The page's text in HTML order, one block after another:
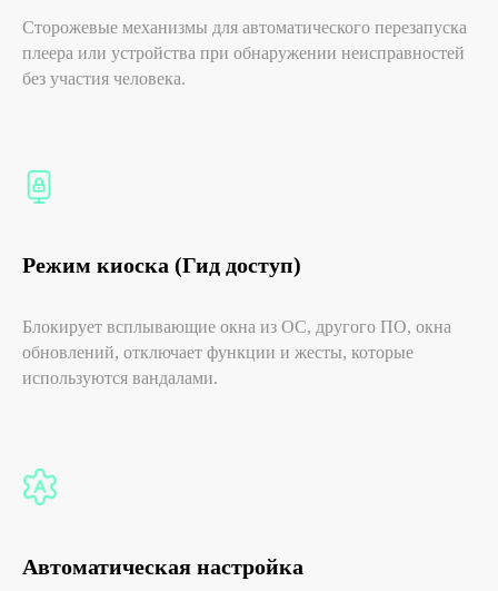
Сторожевые механизмы для автоматического перезапуска
плеера или устройства при обнаружении неисправностей
без участия человека.
Режим киоска (Гид доступ)
Блокирует всплывающие окна из ОС, другого ПО, окна
обновлений, отключает функции и жесты, которые
используются вандалами.
Автоматическая настройка
Адрес: 197374, г. Санкт-
литера А, помещ. 2-Н (часть
131), офис 235
ООО «Эддреалити» обладает
«Эддреалити»
Звоните
пишите
подберем подходящее
решение.